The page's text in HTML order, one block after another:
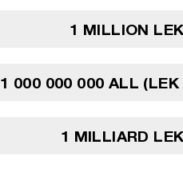
1 MILLION
1 000 000 000 ALL
1 MILLIARD